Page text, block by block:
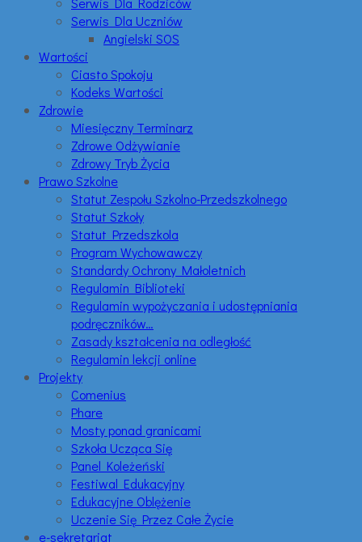
Serwis Dla Uczniów
Angielski SOS
Wartości
Ciasto Spokoju
Kodeks Wartości
Zdrowie
Miesięczny Terminarz
Zdrowe Odżywianie
Zdrowy Tryb Życia
Prawo Szkolne
Statut Zespołu Szkolno-Przedszkolnego
Statut Szkoły
Statut Przedszkola
Program Wychowawczy
Standardy Ochrony Małoletnich
Regulamin Biblioteki
Regulamin wypożyczania i udostępniania
podręczników…
Zasady kształcenia na odległość
Regulamin lekcji online
Projekty
Comenius
Phare
Mosty ponad granicami
Szkoła Ucząca Się
Panel Koleżeński
Festiwal Edukacyjny
Edukacyjne Oblężenie
Uczenie Się Przez Całe Życie
e-sekretariat